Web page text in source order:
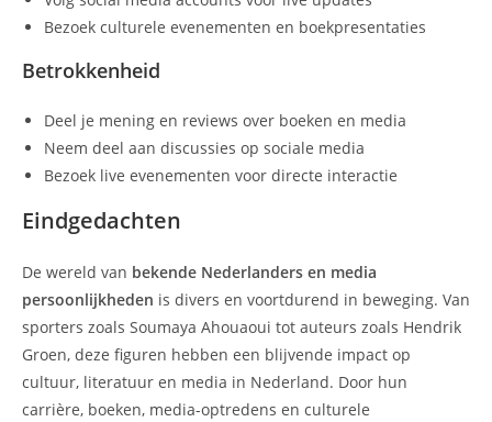
Bezoek culturele evenementen en boekpresentaties
Betrokkenheid
Deel je mening en reviews over boeken en media
Neem deel aan discussies op sociale media
Bezoek live evenementen voor directe interactie
Eindgedachten
De wereld van bekende Nederlanders en media
persoonlijkheden is divers en voortdurend in beweging. Van
sporters zoals Soumaya Ahouaoui tot auteurs zoals Hendrik
Groen, deze figuren hebben een blijvende impact op
cultuur, literatuur en media in Nederland. Door hun
carrière, boeken, media-optredens en culturele